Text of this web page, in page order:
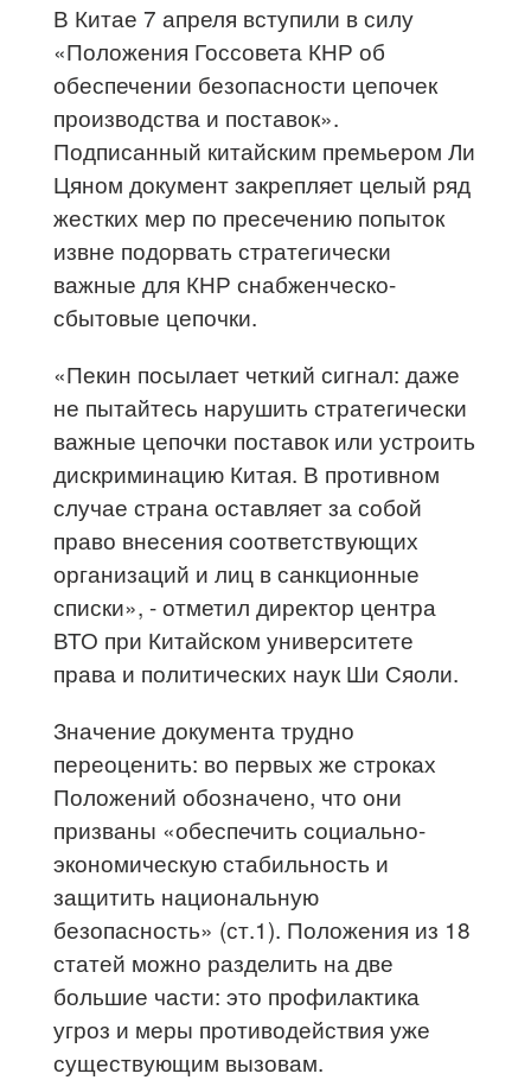
В Китае 7 апреля вступили в силу
«Положения Госсовета КНР об
обеспечении безопасности цепочек
производства и поставок».
Подписанный китайским премьером Ли
Цяном документ закрепляет целый ряд
жестких мер по пресечению попыток
извне подорвать стратегически
важные для КНР снабженческо-
сбытовые цепочки.
«Пекин посылает четкий сигнал: даже
не пытайтесь нарушить стратегически
важные цепочки поставок или устроить
дискриминацию Китая. В противном
случае страна оставляет за собой
право внесения соответствующих
организаций и лиц в санкционные
списки», - отметил директор центра
ВТО при Китайском университете
права и политических наук Ши Сяоли.
Значение документа трудно
переоценить: во первых же строках
Положений обозначено, что они
призваны «обеспечить социально-
экономическую стабильность и
защитить национальную
безопасность» (ст.1). Положения из 18
статей можно разделить на две
большие части: это профилактика
угроз и меры противодействия уже
существующим вызовам.